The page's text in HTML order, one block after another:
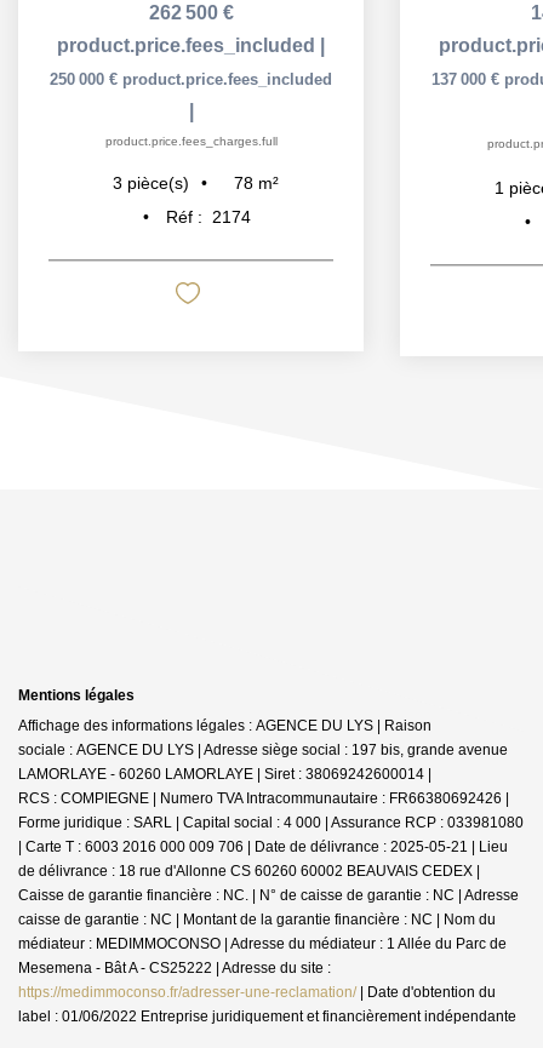
262 500 €
product.price.fees_included
250 000 € product.price.fees_included
product.price.fees_charges.full
3 pièce(s) 78 m²
Réf :
2174
137 000 €
1
Mentions légales
Affichage des informations légales : AGENCE DU LYS | Raison
sociale : AGENCE DU LYS | Adresse siège social : 197 bis, grande avenue
LAMORLAYE - 60260 LAMORLAYE | Siret : 38069242600014 |
RCS : COMPIEGNE | Numero TVA Intracommunautaire : FR66380692426 |
Forme juridique : SARL | Capital social : 4 000 | Assurance RCP : 033981080
| Carte T : 6003 2016 000 009 706 | Date de délivrance : 2025-05-21 | Lieu
de délivrance : 18 rue d'Allonne CS 60260 60002 BEAUVAIS CEDEX |
Caisse de garantie financière : NC. | N° de caisse de garantie : NC | Adresse
caisse de garantie : NC | Montant de la garantie financière : NC | Nom du
médiateur : MEDIMMOCONSO | Adresse du médiateur : 1 Allée du Parc de
Mesemena - Bât A - CS25222 | Adresse du site :
https://medimmoconso.fr/adresser-une-reclamation/| Date d'obtention du
label : 01/06/2022 Entreprise juridiquement et financièrement indépendante